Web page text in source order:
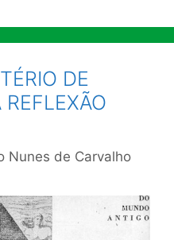
DE
Nunes de Carvalho